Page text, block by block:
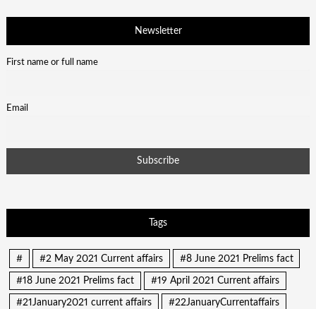
Newsletter
First name or full name
Email
Tags
# #2 May 2021 Current affairs #8 June 2021 Prelims fact
#18 June 2021 Prelims fact #19 April 2021 Current affairs
#21January2021 current affairs #22JanuaryCurrentaffairs